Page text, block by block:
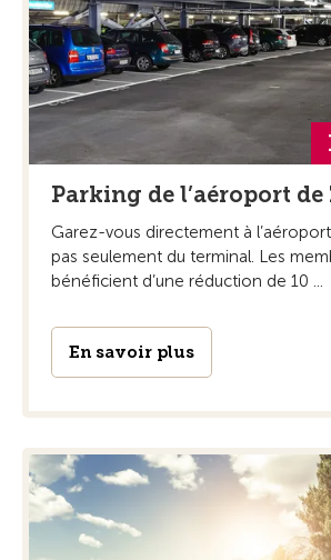
Parking de l’aéroport
Garez-vous directement à
pas seulement du terminal. Les
bénéficient d’une réduction de 10 ...
En savoir plus